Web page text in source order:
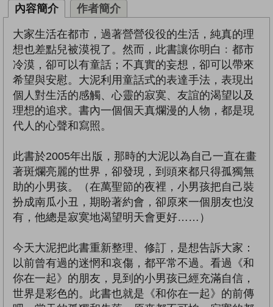
內容簡介 作者簡介
大家生活在都市，過著營營役役的生活，純真的理
想也差點兒被漠視了。然而，此書讓你明白﹕都市
冷漠，卻可以有童話；不真實的妄想，卻可以帶來
希望與安慰。大泥利用童話式的表達手法，表現出
個人對生活的感觸、心靈的寂寞、友誼的渴望以及
理想的追求。書內一個個天真爛漫的人物，都是現
代人的心聲和寫照。
此書於2005年出版，那時的大泥以為自己一直在畫
著斑爛亮麗的世界，卻發現，到頭來都只得孤獨無
助的小男孩。（在萬聖節的夜裡，小男孩把自己裝
扮成南瓜小丑，期盼著約會，卻原來一個朋友也沒
有，他總是寂寞地渴望明天會更好……）
今天大泥把此書重新整理、修訂，是想告訴大家：
以前曾有過的迷惘和哀傷，都平常不過。看過《和
你在一起》的朋友，見到的小男孩已經充滿自信，
世界是彩色的。此書也就是《和你在一起》的前傳